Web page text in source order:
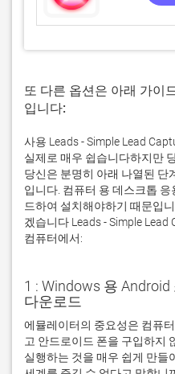
또 다른 옵션은 아래 가이
입니다:
사용 Leads - Simple Lead
실제로 매우 쉽습니다하지만
당신은 분명히 아래 나열된 단
입니다. 컴퓨터 용 데스크톱
드하여 설치해야하기 때문입
겠습니다 Leads - Simple
컴퓨터에서:
1 : Windows 용
다운로드
에뮬레이터의 중요성은 컴퓨
고 안드로이드 폰을 구입하지
실행하는 것을 매우 쉽게 만들